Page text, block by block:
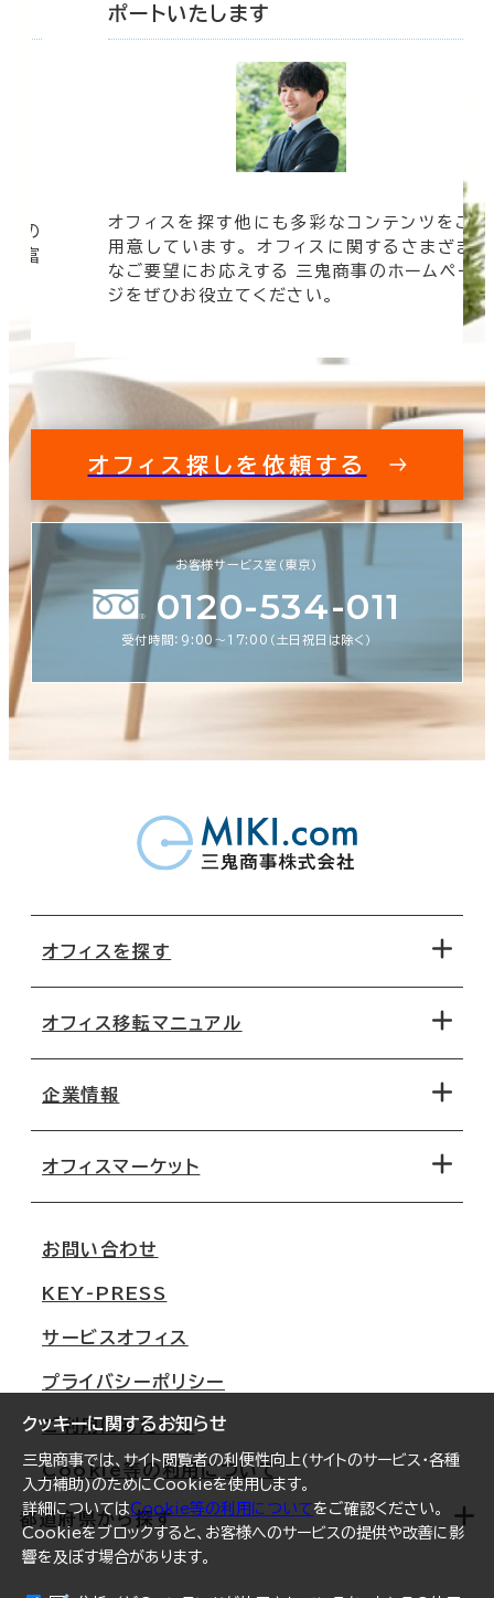
クッキーに関するお知らせ
三鬼商事では、サイト閲覧者の利便性向上(サイトのサービス・各種
入力補助)のためにCookieを使用します。
詳細についてはCookie等の利用についてをご確認ください。
Cookieをブロックすると、お客様へのサービスの提供や改善に影
響を及ぼす場合があります。
の
豊富
ポートいたします
オフィスを探す他にも多彩なコンテンツをご
用意しています。 オフィスに関するさまざま
なご要望にお応えする 三鬼商事のホームペー
ジをぜひお役立てください。
オフィス探しを依頼する
お客様サービス室（東京）
0120-534-011
受付時間：9:00〜17:00（土日祝日は除く）
オフィスを探す
地図から探す
路線・駅から探す
オフィス移転マニュアル
移転コストシミュレーション
移転スケジュール
オフィス移転Q&A
企業情報
オフィスマーケット
大阪
名古屋
札幌
仙台
横浜
福岡
オフィスリポート
お問い合わせ
KEY-PRESS
サービスオフィス
プライバシーポリシー
ご利用にあたって
Cookie等の利用について
都道府県から探す